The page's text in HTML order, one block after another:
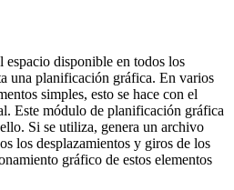
espacio disponible en todos los
una planificación gráfica. En varios
simples, esto se hace con el
Este módulo de planificación gráfica
Si se utiliza, genera un archivo
los desplazamientos y giros de los
gráfico de estos elementos